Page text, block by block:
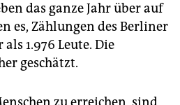
das ganze Jahr über auf
es, Zählungen des Berliner
1.976 Leute. Die
geschätzt.